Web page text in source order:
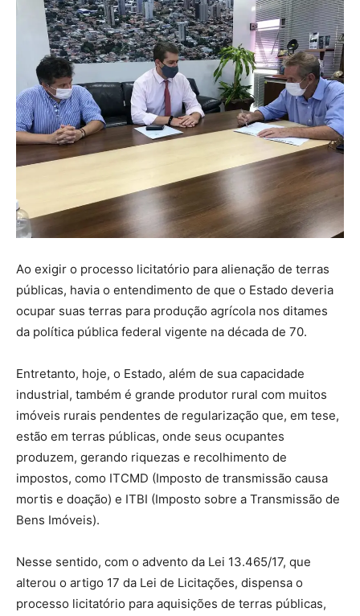
Ao exigir o processo licitatório para alienação de terras
públicas, havia o entendimento de que o Estado deveria
ocupar suas terras para produção agrícola nos ditames
da política pública federal vigente na década de 70.
Entretanto, hoje, o Estado, além de sua capacidade
industrial, também é grande produtor rural com muitos
imóveis rurais pendentes de regularização que, em tese,
estão em terras públicas, onde seus ocupantes
produzem, gerando riquezas e recolhimento de
impostos, como ITCMD (Imposto de transmissão causa
mortis e doação) e ITBI (Imposto sobre a Transmissão de
Bens Imóveis).
Nesse sentido, com o advento da Lei 13.465/17, que
alterou o artigo 17 da Lei de Licitações, dispensa o
processo licitatório para aquisições de terras públicas,